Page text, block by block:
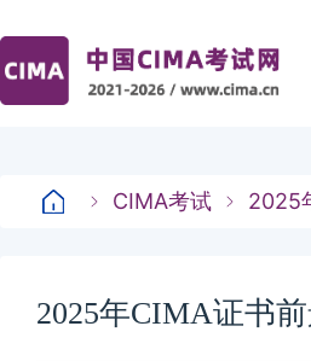
CIMA考试 2025
2025年CIMA证书